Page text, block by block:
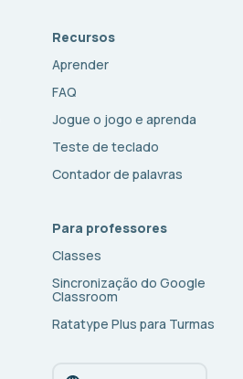
Recursos
Aprender
FAQ
Jogue o jogo e aprenda
Teste de teclado
Contador de palavras
Para professores
Classes
Sincronização do Google
Classroom
Ratatype Plus para Turmas